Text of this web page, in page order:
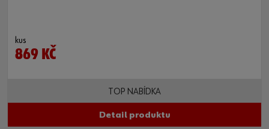
kus
869 KČ
TOP NABÍDKA
Detail produktu